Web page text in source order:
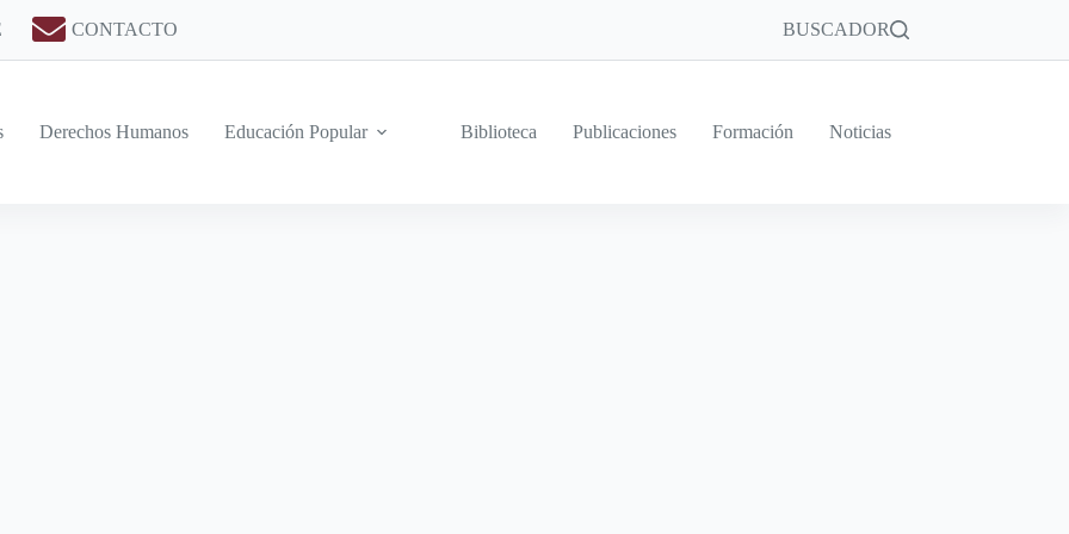
CONTACTO BUSCADOR
Derechos Humanos Educación Popular Biblioteca Publicaciones Formación Noticias